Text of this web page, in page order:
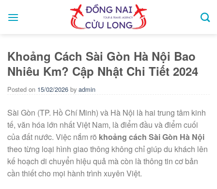
Khoảng Cách Sài Gòn Hà Nội Bao
Nhiêu Km? Cập Nhật Chi Tiết 2024
Posted on 15/02/2026 by admin
Sài Gòn (TP. Hồ Chí Minh) và Hà Nội là hai trung tâm kinh
tế, văn hóa lớn nhất Việt Nam, là điểm đầu và điểm cuối
của đất nước. Việc nắm rõ khoảng cách Sài Gòn Hà Nội
theo từng loại hình giao thông không chỉ giúp du khách lên
kế hoạch di chuyển hiệu quả mà còn là thông tin cơ bản
cần thiết cho mọi hành trình xuyên Việt.